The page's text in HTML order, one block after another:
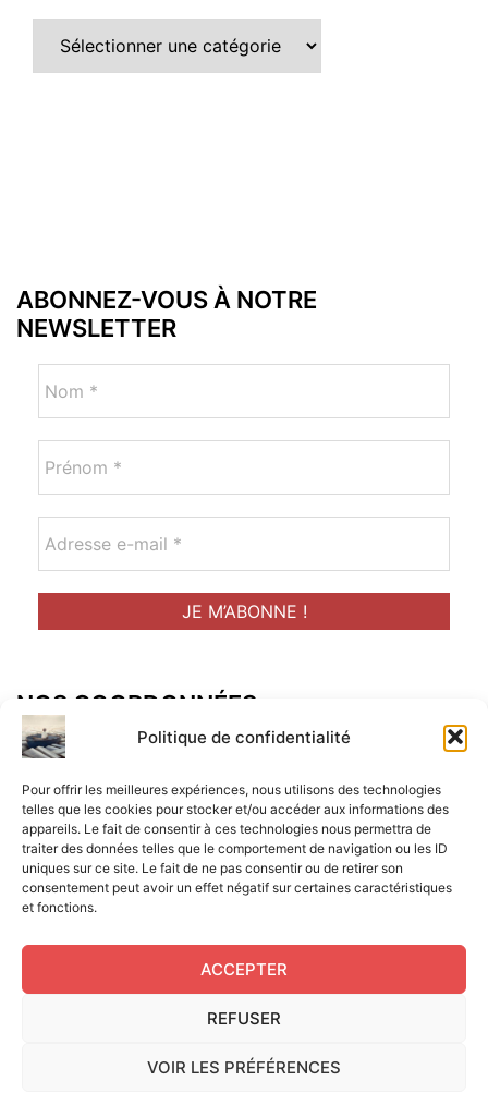
Politique de confidentialité
Pour offrir les meilleures expériences, nous utilisons des technologies
telles que les cookies pour stocker et/ou accéder aux informations des
appareils. Le fait de consentir à ces technologies nous permettra de
traiter des données telles que le comportement de navigation ou les ID
uniques sur ce site. Le fait de ne pas consentir ou de retirer son
consentement peut avoir un effet négatif sur certaines caractéristiques
et fonctions.
ACCEPTER
REFUSER
VOIR LES PRÉFÉRENCES
ABONNEZ-VOUS À NOTRE
NEWSLETTER
NOS COORDONNÉES
Adresse postal :
ALCF
34 Rue René Brunen
33950 LEGE CAP-FERRET
Mail :
contact@aperitif-litteraire-cap-ferret.fr
Edité par L'Apéritif Littéraire du Cap-Ferret © 2024